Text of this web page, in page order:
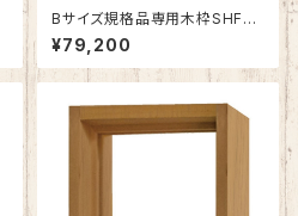
Bサイズ規格品専用木枠SHF-Z
B1
¥79,200